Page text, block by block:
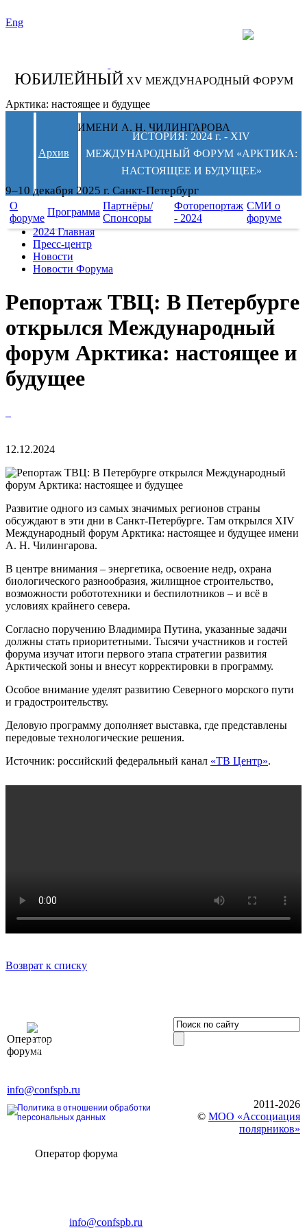
Eng
ЮБИЛЕЙНЫЙ XV МЕЖДУНАРОДНЫЙ ФОРУМ
Арктика: настоящее и будущее
ИМЕНИ А. Н. ЧИЛИНГАРОВА
9–10 декабря 2025 г. Санкт-Петербург
Архив
ИСТОРИЯ: 2024 г. - XIV
МЕЖДУНАРОДНЫЙ ФОРУМ «АРКТИКА:
НАСТОЯЩЕЕ И БУДУЩЕЕ»
О
форуме
Программа
Партнёры/
Спонсоры
Фоторепортаж
- 2024
СМИ о
форуме
2024 Главная
Пресс-центр
Новости
Новости Форума
Репортаж ТВЦ: В Петербурге
открылся Международный
форум Арктика: настоящее и
будущее
12.12.2024
Развитие одного из самых значимых регионов страны
обсуждают в эти дни в Санкт-Петербурге. Там открылся XIV
Международный форум Арктика: настоящее и будущее имени
А. Н. Чилингарова.
В центре внимания – энергетика, освоение недр, охрана
биологического разнообразия, жилищное строительство,
возможности робототехники и беспилотников – и всё в
условиях крайнего севера.
Согласно поручению Владимира Путина, указанные задачи
должны стать приоритетными. Тысячи участников и гостей
форума изучат итоги первого этапа стратегии развития
Арктической зоны и внесут корректировки в программу.
Особое внимание уделят развитию Северного морского пути
и градостроительству.
Деловую программу дополняет выставка, где представлены
передовые технологические решения.
Источник: российский федеральный канал «ТВ Центр».
Возврат к списку
Оператор
форума
Элит»
196191, г. Санкт-Петербург,
info@confspb.ru
Политика в отношении обработки
персональных данных
2011-2026
© МОО «Ассоциация
полярников»
Оператор форума
E-mail:info@confspb.ru